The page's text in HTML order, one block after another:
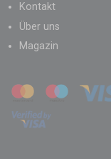
Kontakt
Über uns
Magazin